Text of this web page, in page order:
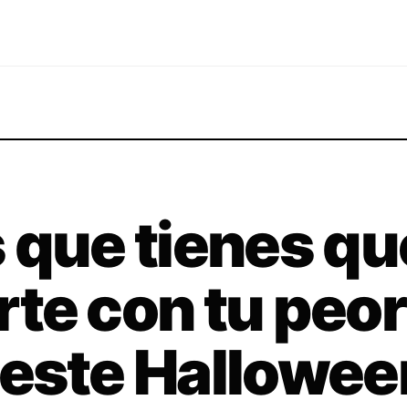
que tienes
con tu